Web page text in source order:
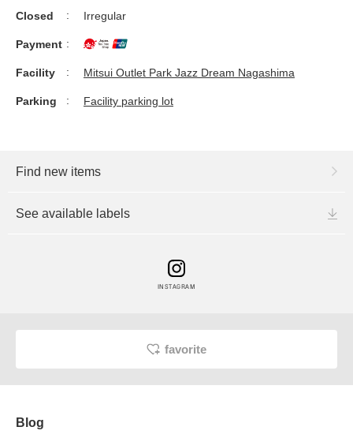
Closed Irregular
Payment
Facility Mitsui Outlet Park Jazz Dream Nagashima
Parking Facility parking lot
Find new items
See available labels
INSTAGRAM
favorite
Blog